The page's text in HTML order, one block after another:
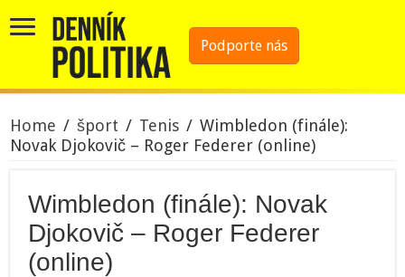
Podporte nás
Home / šport / Tenis / Wimbledon (finále):
Novak Djokovič – Roger Federer (online)
Wimbledon (finále): Novak
Djokovič – Roger Federer
(online)